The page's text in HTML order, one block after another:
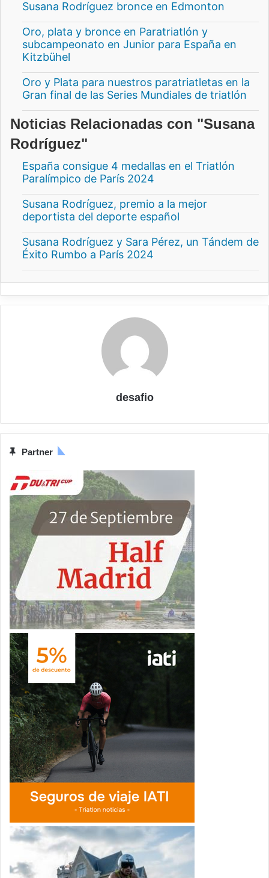
Susana Rodríguez bronce en Edmonton
Oro, plata y bronce en Paratriatlón y
subcampeonato en Junior para España en
Kitzbühel
Oro y Plata para nuestros paratriatletas en la
Gran final de las Series Mundiales de triatlón
Noticias Relacionadas con "Susana
Rodríguez"
España consigue 4 medallas en el Triatlón
Paralímpico de París 2024
Susana Rodríguez, premio a la mejor
deportista del deporte español
Susana Rodríguez y Sara Pérez, un Tándem de
Éxito Rumbo a París 2024
desafio
Partner